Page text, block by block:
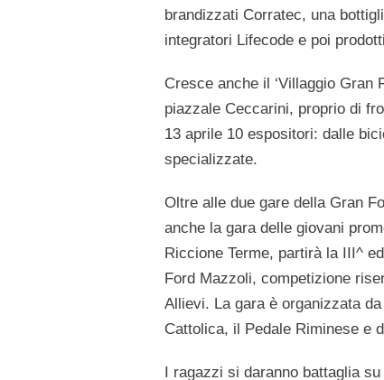
brandizzati Corratec, una
integratori Lifecode e poi
Cresce anche il ‘Villaggio Gran
piazzale Ceccarini, proprio di
13 aprile 10 espositori: dalle
specializzate.
Oltre alle due gare della Gran
anche la gara delle giovani
Riccione Terme, partirà la III^
Ford Mazzoli, competizione
Allievi. La gara è organizzata
Cattolica, il Pedale Riminese e
I ragazzi si daranno battaglia